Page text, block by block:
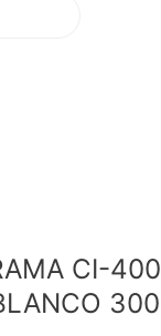
CI-